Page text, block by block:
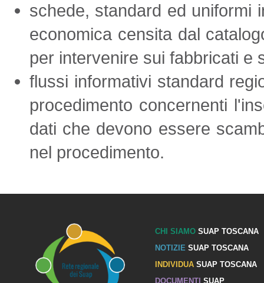
schede, standard ed uniformi
economica censita dal
per intervenire sui fabbricati e
flussi informativi standard
procedimento concernenti
dati che devono essere
nel procedimento.
CHI SIAMOSUAP TOSCANA
NOTIZIE SUAP TOSCANA
INDIVIDUASUAP TOSCANA
DOCUMENTI SUAP